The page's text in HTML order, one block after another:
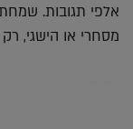
אלפי תגובות.
מסחרי או הישגי,